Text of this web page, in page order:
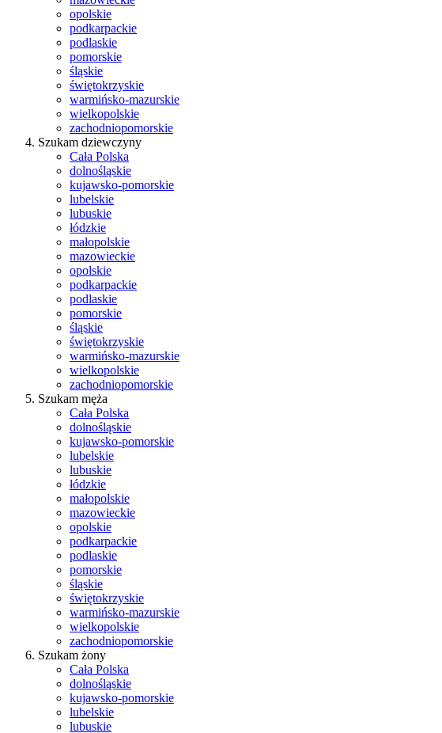
opolskie
podkarpackie
podlaskie
pomorskie
śląskie
świętokrzyskie
warmińsko-mazurskie
wielkopolskie
zachodniopomorskie
Szukam dziewczyny
Cała Polska
dolnośląskie
kujawsko-pomorskie
lubelskie
lubuskie
łódzkie
małopolskie
mazowieckie
opolskie
podkarpackie
podlaskie
pomorskie
śląskie
świętokrzyskie
warmińsko-mazurskie
wielkopolskie
zachodniopomorskie
Szukam męża
Cała Polska
dolnośląskie
kujawsko-pomorskie
lubelskie
lubuskie
łódzkie
małopolskie
mazowieckie
opolskie
podkarpackie
podlaskie
pomorskie
śląskie
świętokrzyskie
warmińsko-mazurskie
wielkopolskie
zachodniopomorskie
Szukam żony
Cała Polska
dolnośląskie
kujawsko-pomorskie
lubelskie
lubuskie